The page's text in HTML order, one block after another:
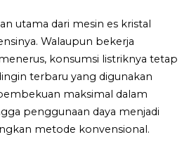
utama dari mesin es kristal
Walaupun bekerja
konsumsi listriknya tetap
terbaru yang digunakan
maksimal dalam
penggunaan daya menjadi
metode konvensional.